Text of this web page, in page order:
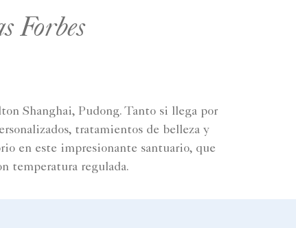
Forbes
Shanghai, Pudong. Tanto si llega por
tratamientos de belleza y
en este impresionante santuario, que
temperatura regulada.